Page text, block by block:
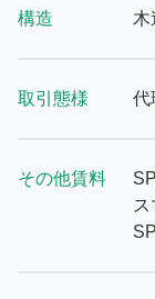
構造 木
取引態様 代
その他賃料